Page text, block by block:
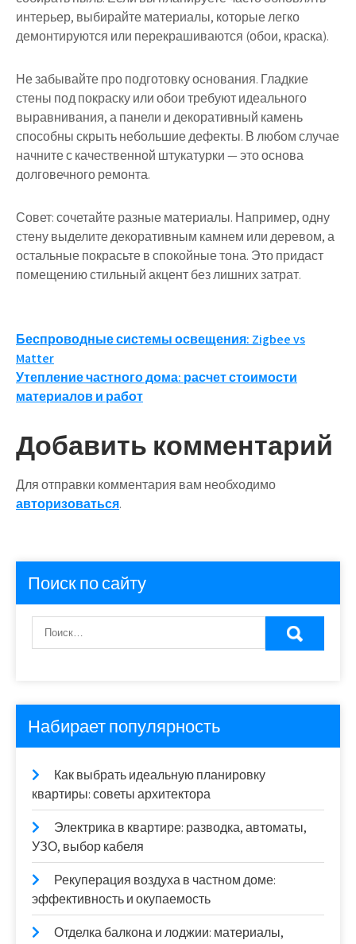
интерьер, выбирайте материалы, которые легко
демонтируются или перекрашиваются (обои, краска).
Не забывайте про подготовку основания. Гладкие
стены под покраску или обои требуют идеального
выравнивания, а панели и декоративный камень
способны скрыть небольшие дефекты. В любом случае
начните с качественной штукатурки — это основа
долговечного ремонта.
Совет: сочетайте разные материалы. Например, одну
стену выделите декоративным камнем или деревом, а
остальные покрасьте в спокойные тона. Это придаст
помещению стильный акцент без лишних затрат.
Навигация
по
записям
Беспроводные системы освещения: Zigbee vs
Matter
Утепление частного дома: расчет стоимости
материалов и работ
Добавить комментарий
Для отправки комментария вам необходимо
авторизоваться.
Поиск по сайту
Набирает популярность
Как выбрать идеальную планировку
квартиры: советы архитектора
Электрика в квартире: разводка, автоматы,
УЗО, выбор кабеля
Рекуперация воздуха в частном доме:
эффективность и окупаемость
Отделка балкона и лоджии: материалы,